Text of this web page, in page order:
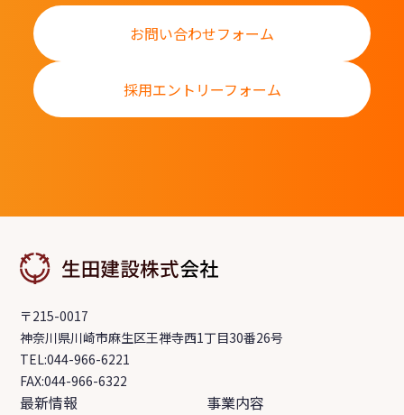
お問い合わせフォーム
採用エントリーフォーム
〒215-0017
神奈川県川崎市麻生区王禅寺西1丁目30番26号
TEL:044-966-6221
FAX:044-966-6322
最新情報 事業内容